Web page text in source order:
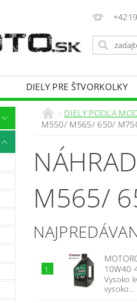
DIELY PRE ŠTVORKOLKY
KONTAKTY DIELY PODĽA
M550/ M565/ 650/
M565/
1.
10W40
Vysoko
vysoko...